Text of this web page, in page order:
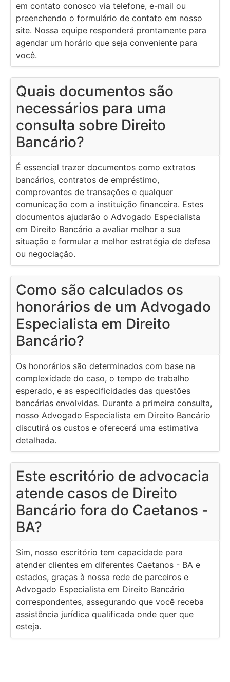
em contato conosco via telefone, e-mail ou
preenchendo o formulário de contato em nosso
site. Nossa equipe responderá prontamente para
agendar um horário que seja conveniente para
você.
Quais documentos são
necessários para uma
consulta sobre Direito
Bancário?
É essencial trazer documentos como extratos
bancários, contratos de empréstimo,
comprovantes de transações e qualquer
comunicação com a instituição financeira. Estes
documentos ajudarão o Advogado Especialista
em Direito Bancário a avaliar melhor a sua
situação e formular a melhor estratégia de defesa
ou negociação.
Como são calculados os
honorários de um Advogado
Especialista em Direito
Bancário?
Os honorários são determinados com base na
complexidade do caso, o tempo de trabalho
esperado, e as especificidades das questões
bancárias envolvidas. Durante a primeira consulta,
nosso Advogado Especialista em Direito Bancário
discutirá os custos e oferecerá uma estimativa
detalhada.
Este escritório de advocacia
atende casos de Direito
Bancário fora do Caetanos -
BA?
Sim, nosso escritório tem capacidade para
atender clientes em diferentes Caetanos - BA e
estados, graças à nossa rede de parceiros e
Advogado Especialista em Direito Bancário
correspondentes, assegurando que você receba
assistência jurídica qualificada onde quer que
esteja.